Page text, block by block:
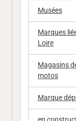
Musées
Marques
Loire
Magasins
motos
Marque